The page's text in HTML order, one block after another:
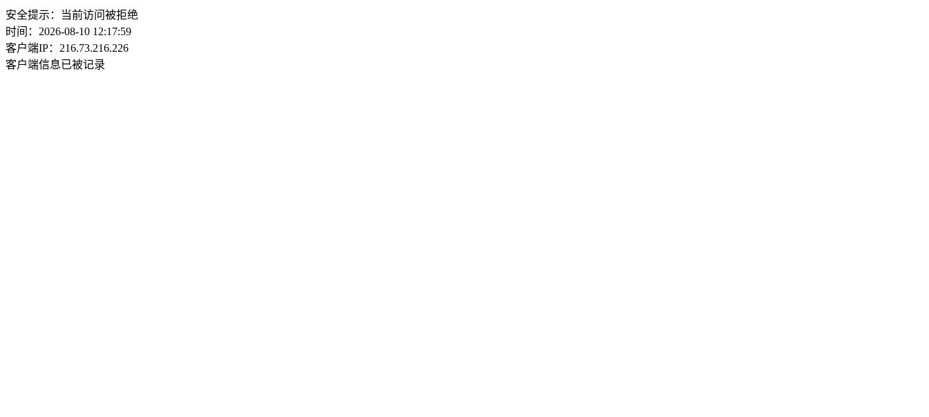
安全提示：当前访问被拒绝
时间：2026-08-10 12:17:59
客户端IP：216.73.216.226
客户端信息已被记录